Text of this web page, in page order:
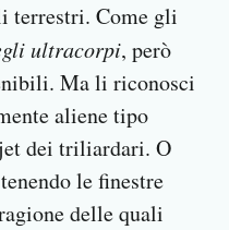
terrestri. Come gli
ultracorpi, però
Ma li riconosci
aliene tipo
dei triliardari. O
le finestre
delle quali